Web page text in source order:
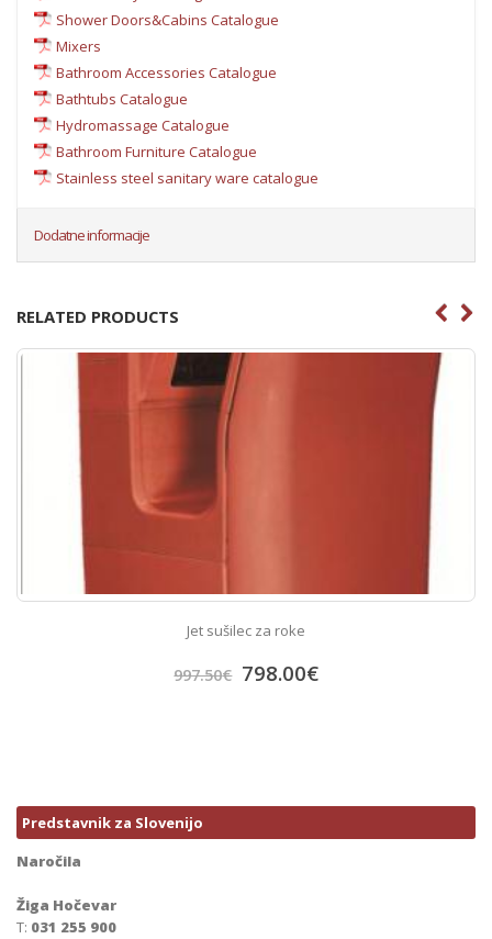
Shower Doors&Cabins Catalogue
Mixers
Bathroom Accessories Catalogue
Bathtubs Catalogue
Hydromassage Catalogue
Bathroom Furniture Catalogue
Stainless steel sanitary ware catalogue
Dodatne informacije
RELATED PRODUCTS
Jet sušilec za roke
997.50€ 798.00€
Predstavnik za Slovenijo
Naročila
Žiga Hočevar
T: 031 255 900